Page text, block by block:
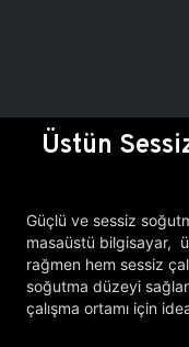
Üstün
Güçlü ve sessiz
masaüstü bilgisayar,
rağmen hem sessiz
soğutma düzeyi
çalışma ortamı için